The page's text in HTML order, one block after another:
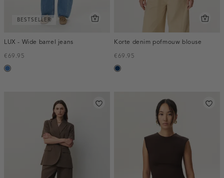
BESTSELLER
LUX - Wide barrel jeans
€69.95
blauw,
Korte denim pofmouw blouse
€69.95
blauw,